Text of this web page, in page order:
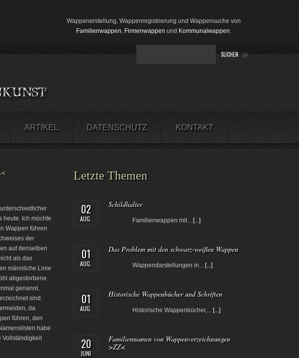
Wappenerstellung, Wappenregistrierung und Wappensuche von
Familienwappen, Firmenwappen und Kommunalwappen.
ARTIKEL DATENSCHUTZ KONTAKT
heute. Ich möchte
Wappen führen
der
auf denselben
als das
männliche Linie
abgestorbene
genannt,
sind.
da
führen, den
habe
Vollständigkeit
Letzte Themen
02
AUG.
Schildhalter
Familienwappen mit... [...]
01
AUG.
Das Problem mit den schwarz-weißen Wappen
Wappendarstellungen in... [...]
01
AUG.
Historische Wappenbücher und Schriften
Historische Wappenbücher,... [...]
20
JUNI
Familiennamen von Wappenverzeichnungen
>ZZ<